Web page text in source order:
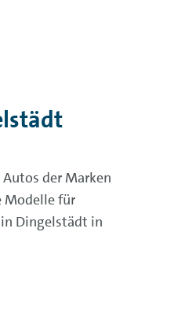
der Marken
Modelle für
Dingelstädt in